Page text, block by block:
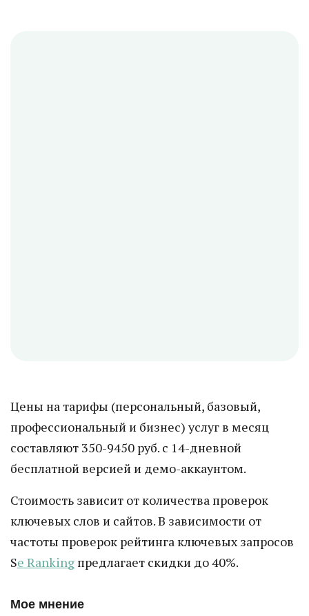
Цены на тарифы (персональный, базовый,
профессиональный и бизнес) услуг в месяц
составляют 350-9450 руб. с 14-дневной
бесплатной версией и демо-аккаунтом.
Стоимость зависит от количества проверок
ключевых слов и сайтов. В зависимости от
частоты проверок рейтинга ключевых запросов
Se Ranking предлагает скидки до 40%.
Мое мнение